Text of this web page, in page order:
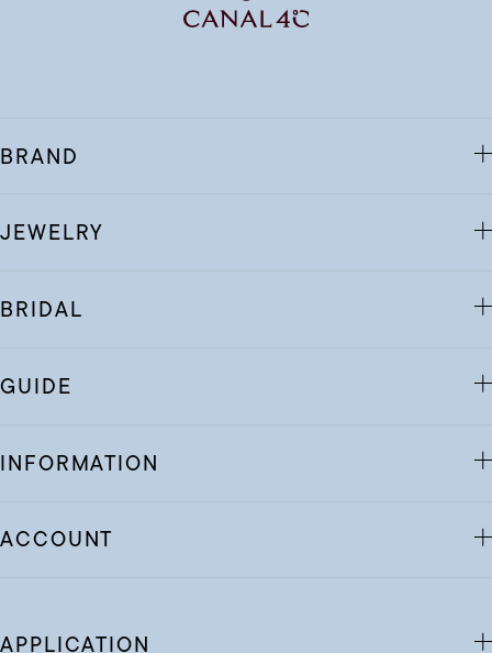
BRAND
JEWELRY
BRIDAL
GUIDE
INFORMATION
ACCOUNT
APPLICATION